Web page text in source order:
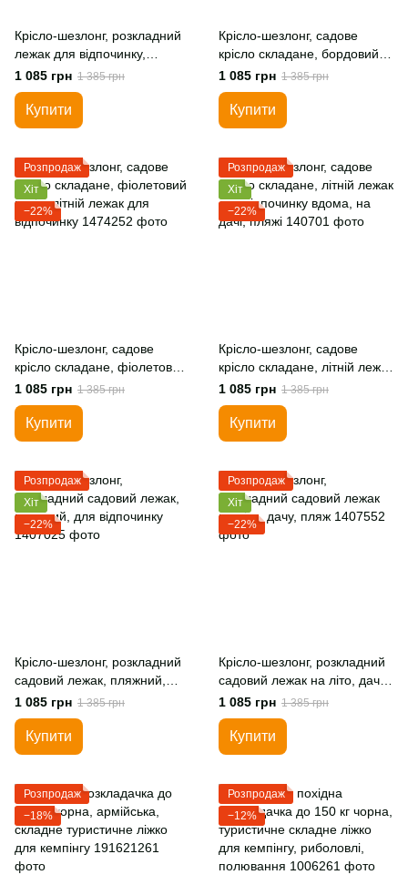
Крісло-шезлонг, розкладний
лежак для відпочинку,
садове крісло складане на
дачу, пляж
1 085 грн 1 385 грн
Купити
Крісло-шезлонг, садове
крісло складане, бордовий
лежак розкладний на пляж,
дачу
1 085 грн 1 385 грн
Купити
Розпродаж
Хіт
−22%
Крісло-шезлонг, садове
крісло складане, фіолетовий
колір, літній лежак для
відпочинку
1 085 грн 1 385 грн
Купити
Розпродаж
Хіт
−22%
Крісло-шезлонг, садове
крісло складане, літній лежак
для відпочинку вдома, на
дачі, пляжі
1 085 грн 1 385 грн
Купити
Розпродаж
Хіт
−22%
Крісло-шезлонг, розкладний
садовий лежак, пляжний,
для відпочинку
1 085 грн 1 385 грн
Купити
Розпродаж
Хіт
−22%
Крісло-шезлонг, розкладний
садовий лежак на літо, дачу,
пляж
1 085 грн 1 385 грн
Купити
Розпродаж
−18%
Розпродаж
−12%